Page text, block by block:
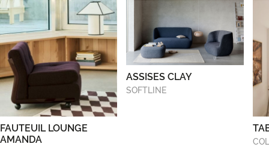
FAUTEUIL LOUNGE
AMANDA
ASSISES CLAY
SOFTLINE